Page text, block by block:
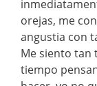
orejas, me
angustia con
Me siento tan
tiempo